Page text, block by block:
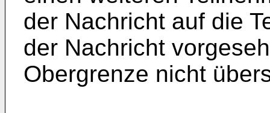
der Nachricht auf die
der Nachricht
Obergrenze nicht